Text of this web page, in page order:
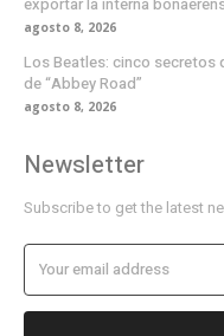
agosto 8, 2026
Los Beatles: cinco secretos
de “Abbey Road”
agosto 8, 2026
Newsletter
Subscribe to get the latest